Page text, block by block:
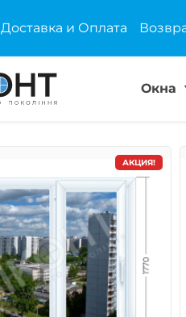
Доставка и Оплата
Окна
АКЦИЯ!